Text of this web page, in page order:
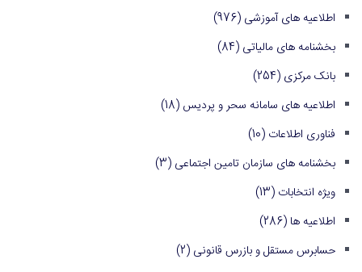
اطلاعیه های آموزشی (976)
بخشنامه های مالیاتی (84)
بانک مرکزی (254)
اطلاعیه های سامانه سحر و پردیس (18)
فناوری اطلاعات (10)
بخشنامه های سازمان تامین اجتماعی (3)
ویژه انتخابات (13)
اطلاعیه ها (286)
حسابرس مستقل و بازرس قانونی (2)